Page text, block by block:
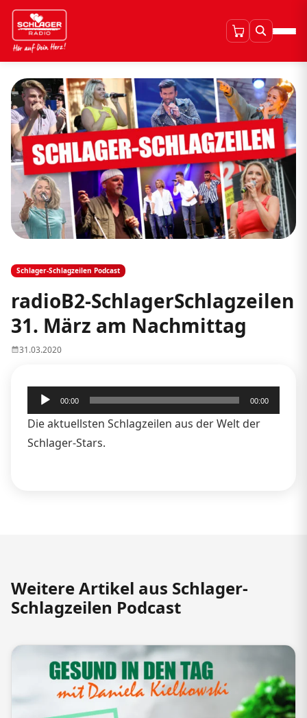
Schlager-Schlagzeilen Podcast
radioB2-SchlagerSchlagzeilen
31. März am Nachmittag
31.03.2020
Audio-
Player
00:00 00:00
Die aktuellsten Schlagzeilen aus der Welt der
Schlager-Stars.
Weitere Artikel aus Schlager-
Schlagzeilen Podcast